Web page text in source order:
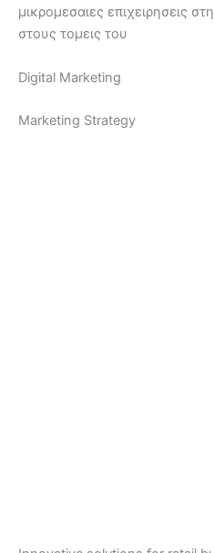
μικρομεσαιες επιχειρησεις
στους τομεις του
Digital Marketing
Marketing Strategy